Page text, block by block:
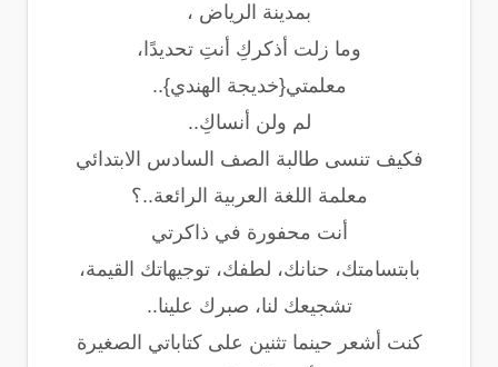
بمدينة الرياض ،
وما زلت أذكركِ أنتِ تحديدًا،
معلمتي{خديجة الهندي}
..
لم ولن أنساكِ..
فكيف تنسى طالبة الصف السادس الابتدائي
معلمة اللغة العربية الرائعة..؟
أنت محفورة في ذاكرتي
بابتسامتك، حنانك، لطفك، توجيهاتك القيمة،
تشجيعك لنا، صبرك علينا..
كنت أشعر حينما تثنين على كتاباتي الصغيرة